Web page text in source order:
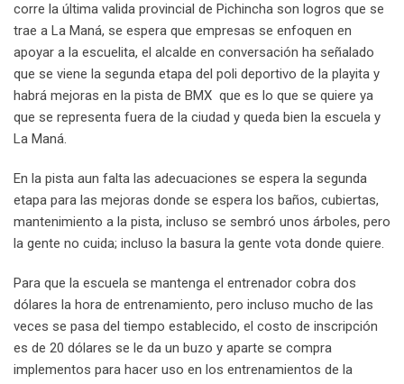
corre la última valida provincial de Pichincha son logros que se
trae a La Maná, se espera que empresas se enfoquen en
apoyar a la escuelita, el alcalde en conversación ha señalado
que se viene la segunda etapa del poli deportivo de la playita y
habrá mejoras en la pista de BMX que es lo que se quiere ya
que se representa fuera de la ciudad y queda bien la escuela y
La Maná.
En la pista aun falta las adecuaciones se espera la segunda
etapa para las mejoras donde se espera los baños, cubiertas,
mantenimiento a la pista, incluso se sembró unos árboles, pero
la gente no cuida; incluso la basura la gente vota donde quiere.
Para que la escuela se mantenga el entrenador cobra dos
dólares la hora de entrenamiento, pero incluso mucho de las
veces se pasa del tiempo establecido, el costo de inscripción
es de 20 dólares se le da un buzo y aparte se compra
implementos para hacer uso en los entrenamientos de la